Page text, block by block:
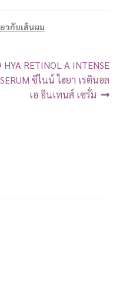
วกับเส้นผม
HYA RETINOL A INTENSE
SERUM ซีไนน์ ไฮยา เรตินอล
เอ อินเทนส์ เซรั่ม